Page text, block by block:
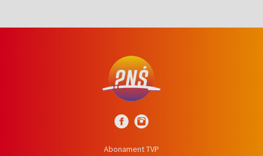
Abonament TVP